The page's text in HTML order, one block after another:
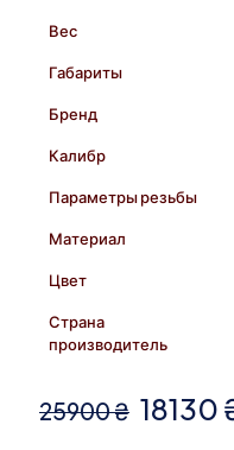
Вес
Габариты
Бренд
Калибр
Параметры резьбы
Материал
Цвет
Страна
производитель
25900₴ 18130